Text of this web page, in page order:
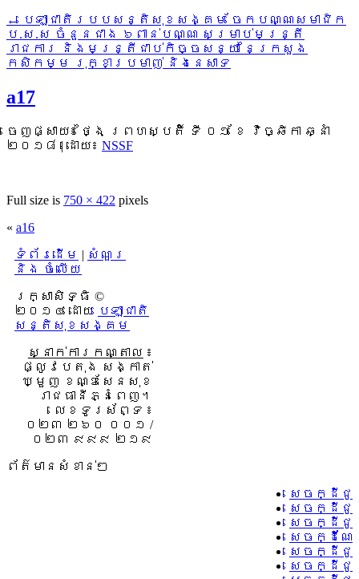
← បេឡាជាតិរបបសន្តិសុខសង្គម ចែកបណ្ណសមាជិក
ប.ស.ស ចំនួនជាង ៦ពាន់បណ្ណ សម្រាប់មន្ត្រី
រាជការ និងមន្ត្រីជាប់កិច្ចសន្យា នៃក្រសួង
កសិកម្ម រុក្ខាប្រមាញ់ និងនេសាទ
a17
ចេញផ្សាយ៖ ថ្ងៃ ព្រហស្បតិ៍ ទី ០១ ខែ វិច្ឆិកា ឆ្នាំ
២០១៨ | ដោយ៖ NSSF
Full size is 750 × 422 pixels
« a16
ទំព័រដើម | សំណួរ
និង ចំលើយ
រក្សាសិទ្ធិ ©
២០១៤ ដោយ​ បេឡាជាតិ
សន្តិសុខសង្គម
ស្នាក់ការកណ្តាល ៖
ផ្លូវបេតុង សង្កាត់
ឃ្មួញ ខណ្ឌសែនសុខ
រាជធានីភ្នំពេញ។
លេខទូរស័ព្ទ ៖
០២៣ ២៦០ ០០១ /
០២៣ ៩៩៩ ២១៩
ព័ត៌មានសំខាន់ៗ
សេចក្ដីជូ
សេចក្ដី
សេចក្ដី
សេចក្ដីណ
សេចក្ដី
សេចក្ដីជូ